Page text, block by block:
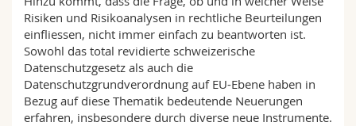
Risiken und Risikoanalysen in rechtliche Beurteilungen
einfliessen, nicht immer einfach zu beantworten ist.
Sowohl das total revidierte schweizerische
Datenschutzgesetz als auch die
Datenschutzgrundverordnung auf EU-Ebene haben in
Bezug auf diese Thematik bedeutende Neuerungen
erfahren, insbesondere durch diverse neue Instrumente.